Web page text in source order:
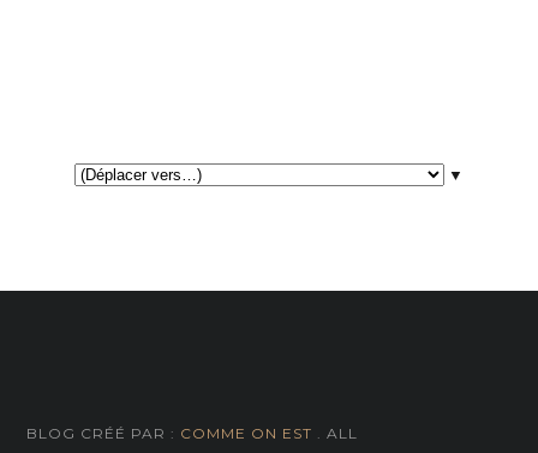
▼
BLOG CRÉÉ PAR : COMME ON EST . ALL